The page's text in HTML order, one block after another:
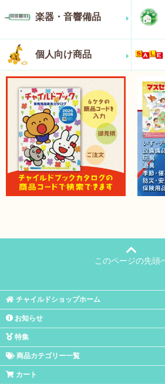
楽器・音響備品
個人向け商品
このページの先頭
チャイルドショップホーム
お知らせ
特集
商品カテゴリー一覧
カート